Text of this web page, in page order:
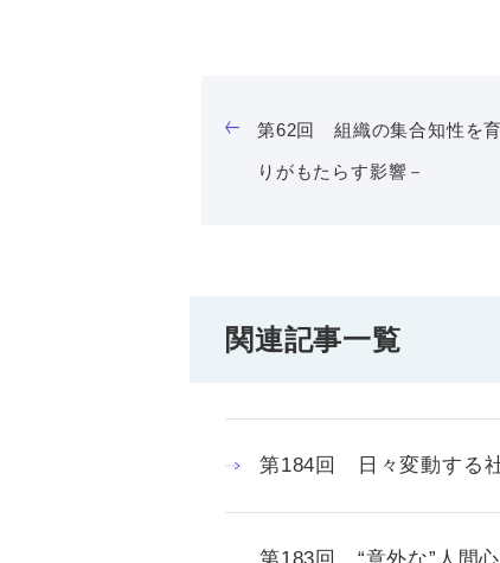
第62回 組織の集合知性を
りがもたらす影響－
関連記事一覧
第184回 日々変動する